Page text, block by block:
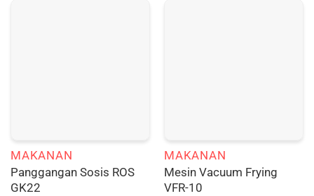
MAKANAN
Panggangan Sosis ROS
GK22
MAKANAN
Mesin Vacuum Frying
VFR-10